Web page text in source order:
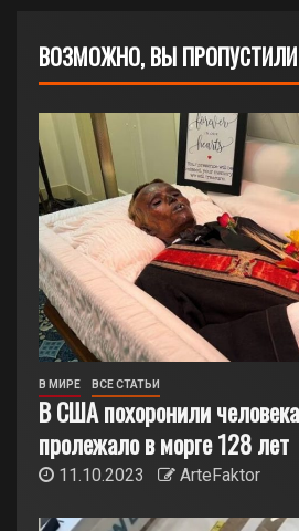
ВОЗМОЖНО, ВЫ ПРОПУСТИЛИ
В МИРЕ ВСЕ СТАТЬИ
В США похоронили
пролежало в морге 128 лет
11.10.2023 ArteFaktor